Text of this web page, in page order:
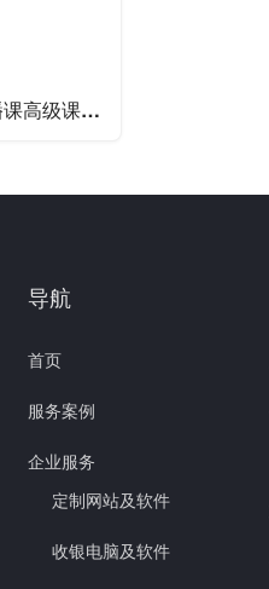
GOOGLE 数字营销直播课高级课程 – 谷歌广告投放
导航
首页
服务案例
企业服务
定制网站及软件
收银电脑及软件